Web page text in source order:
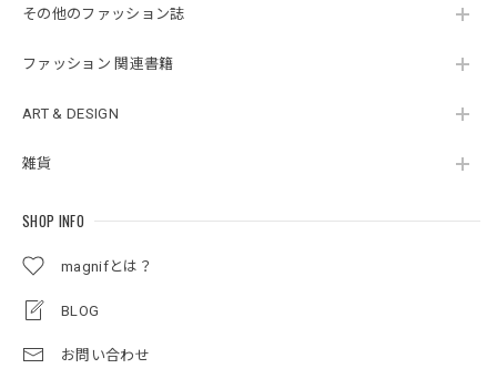
その他のファッション誌
ファッション 関連書籍
ART & DESIGN
雑貨
SHOP INFO
magnifとは？
BLOG
お問い合わせ